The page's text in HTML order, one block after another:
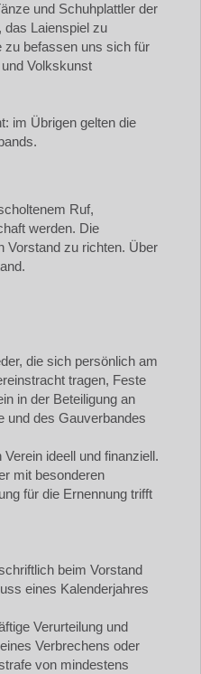
und Schuhplattler der
das Laienspiel zu
zu befassen uns sich für
Volkskunst
im Übrigen gelten die
Ruf,
werden. Die
Vorstand zu richten. Über
die sich persönlich am
tragen, Feste
in der Beteiligung an
und des Gauverbandes
ideell und finanziell.
mit besonderen
für die Ernennung trifft
beim Vorstand
eines Kalenderjahres
Verurteilung und
Verbrechens oder
von mindestens